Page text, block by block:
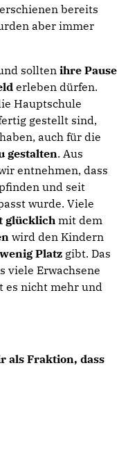
bereits
aber immer
sollten ihre Pause
erleben dürfen.
Hauptschule
gestellt sind,
auch für die
gestalten. Aus
entnehmen, dass
und seit
wurde. Viele
glücklich mit dem
wird den Kindern
Platz gibt. Das
viele Erwachsene
es nicht mehr und
als Fraktion, dass